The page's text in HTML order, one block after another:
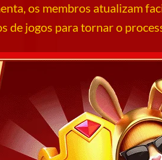
os membros atualizam
jogos para tornar o